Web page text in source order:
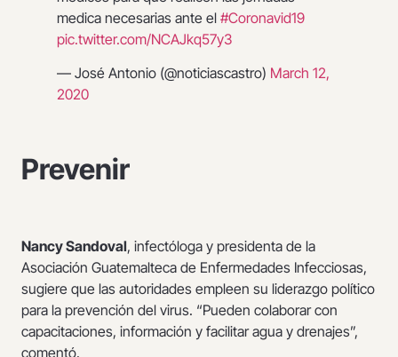
medica necesarias ante el #Coronavid19
pic.twitter.com/NCAJkq57y3
— José Antonio (@noticiascastro) March 12,
2020
Prevenir
Nancy Sandoval, infectóloga y presidenta de la
Asociación Guatemalteca de Enfermedades Infecciosas,
sugiere que las autoridades empleen su liderazgo político
para la prevención del virus. “Pueden colaborar con
capacitaciones, información y facilitar agua y drenajes”,
comentó.